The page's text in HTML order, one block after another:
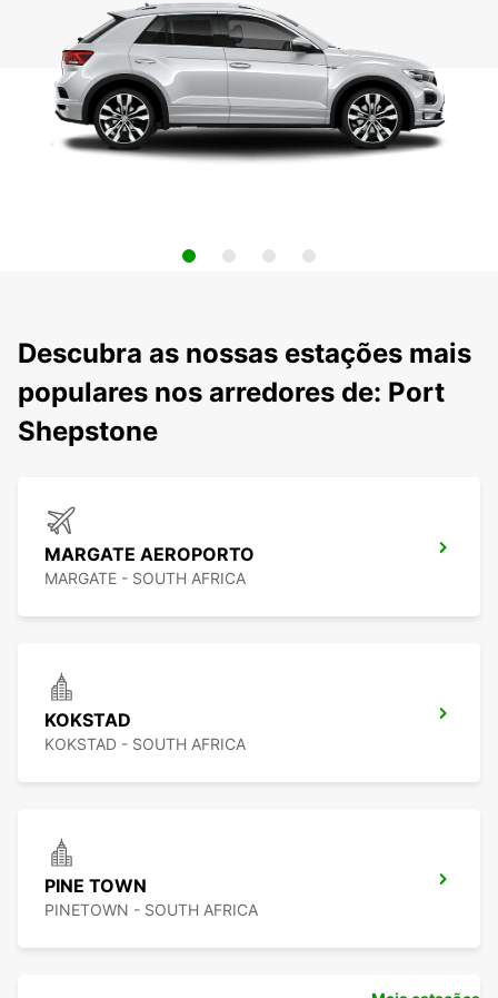
Descubra as nossas estações mais
populares nos arredores de: Port
Shepstone
MARGATE AEROPORTO
MARGATE - SOUTH AFRICA
KOKSTAD
KOKSTAD - SOUTH AFRICA
PINE TOWN
PINETOWN - SOUTH AFRICA